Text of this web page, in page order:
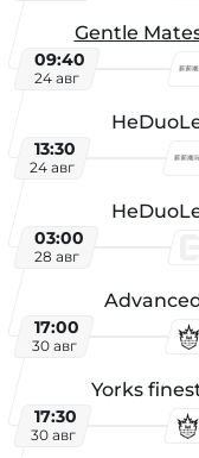
Gentle
09:40
24 авг
13:30
24 авг
03:00
28 авг
17:00
30 авг
Yorks
17:30
30 авг